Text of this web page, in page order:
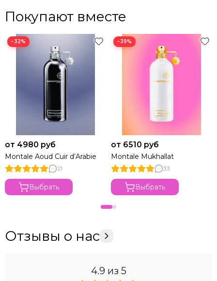
Покупают вместе
−32%
от 4980 руб
Montale Aoud Cuir d’Arabie
21
Выбрать
−39%
от 6510 руб
Montale Mukhallat
33
Выбрать
Отзывы о нас
4.9 из 5